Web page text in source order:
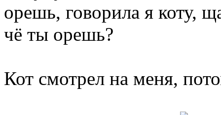
орешь, говорила я коту,
чё ты орешь?
Кот смотрел на меня,